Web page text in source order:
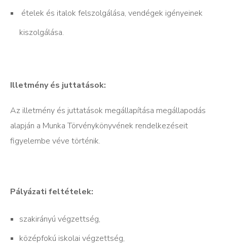
ételek és italok felszolgálása, vendégek igényeinek
kiszolgálása.
Illetmény és juttatások:
Az illetmény és juttatások megállapítása megállapodás
alapján a Munka Törvénykönyvének rendelkezéseit
figyelembe véve történik.
Pályázati feltételek:
szakirányú végzettség,
középfokú iskolai végzettség,